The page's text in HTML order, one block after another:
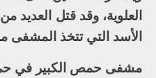
العلوية، وقد قتل العديد
الأسد التي تتخذ المشفى
مشفى حمص الكبير في